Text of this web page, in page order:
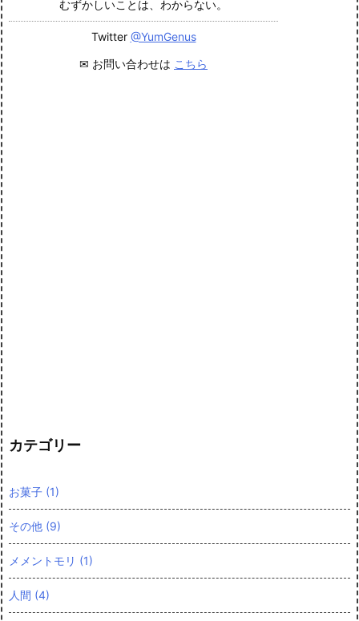
むずかしいことは、わからない。
Twitter @YumGenus
✉ お問い合わせは こちら
カテゴリー
お菓子 (1)
その他 (9)
メメントモリ (1)
人間 (4)